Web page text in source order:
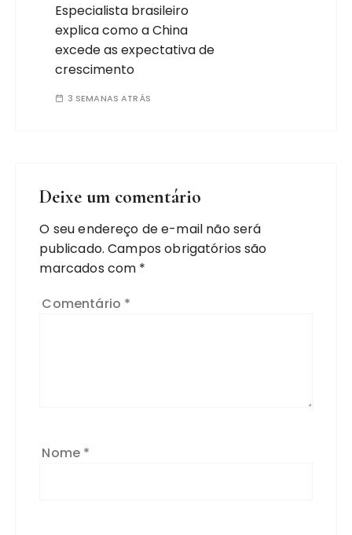
Especialista brasileiro
explica como a China
excede as expectativa de
crescimento
3 SEMANAS ATRÁS
Deixe um comentário
O seu endereço de e-mail não será
publicado. Campos obrigatórios são
marcados com *
Comentário *
Nome *